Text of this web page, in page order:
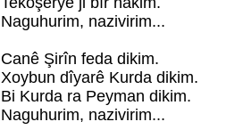
Naguhurim, nazivirim...
Canê Şirîn feda dikim.
Xoybun dîyarê Kurda dikim.
Bi Kurda ra Peyman dikim.
Naguhurim, nazivirim...